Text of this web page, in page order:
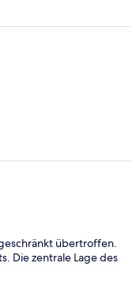
übertroffen.
Die zentrale Lage des